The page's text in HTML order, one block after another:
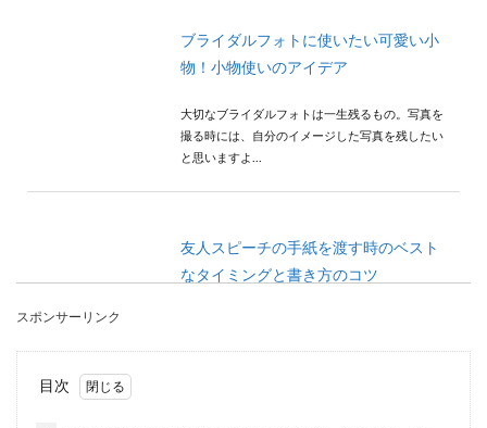
ブライダルフォトに使いたい可愛い小
物！小物使いのアイデア
大切なブライダルフォトは一生残るもの。写真を
撮る時には、自分のイメージした写真を残したい
と思いますよ...
友人スピーチの手紙を渡す時のベスト
なタイミングと書き方のコツ
スポンサーリンク
目次